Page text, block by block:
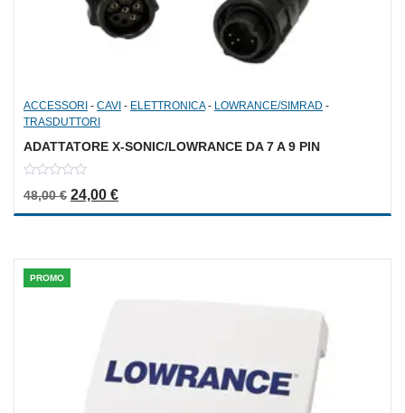
ACCESSORI - CAVI - ELETTRONICA- LOWRANCE/SIMRAD -
TRASDUTTORI
ADATTATORE X-SONIC/LOWRANCE DA 7 A 9 PIN
out
48,00€ Il prezzo originale era: 48,00 €.
24,00 €Il prezzo attuale è: 24,00 €.
PROMO